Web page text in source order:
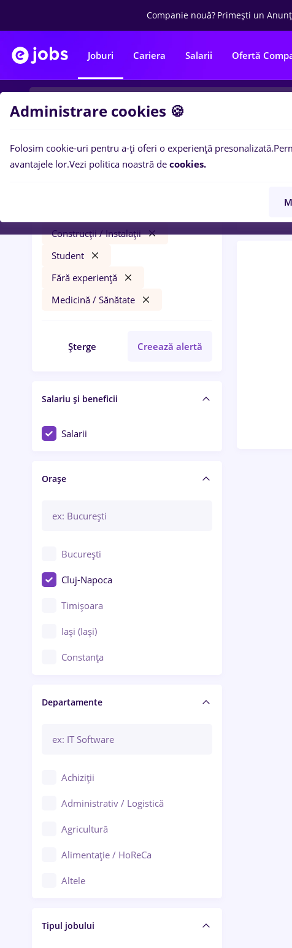
Companie nouă? Primești un
Joburi Cariera Salarii Ofertă
Filtre
Construcții / Instalații
Student
Fără experiență
Medicină / Sănătate
Șterge Creează alertă
Salariu și beneficii
Salarii
Orașe
București
Cluj-Napoca
Timișoara
Iași (Iași)
Constanța
Brașov
Bacău
Galați (Galați)
Ploiești
Departamente
Achiziții
Administrativ / Logistică
Agricultură
Alimentație / HoReCa
Altele
Asigurări
Tipul jobului
0locuri
Administrare cookies 🍪
Folosim cookie-uri pentru a-ți oferi o experiență presonalizată.
avantajele lor.Vezi politica noastră de cookies.